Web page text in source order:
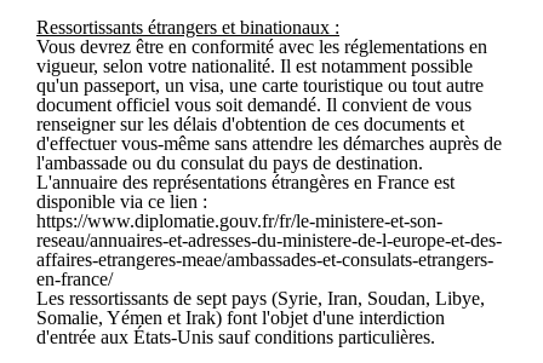
Ressortissants étrangers et binationaux :
Vous devrez être en conformité avec les réglementations en
vigueur, selon votre nationalité. Il est notamment possible
qu'un passeport, un visa, une carte touristique ou tout autre
document officiel vous soit demandé. Il convient de vous
renseigner sur les délais d'obtention de ces documents et
d'effectuer vous-même sans attendre les démarches auprès de
l'ambassade ou du consulat du pays de destination.
L'annuaire des représentations étrangères en France est
disponible via ce lien :
https://www.diplomatie.gouv.fr/fr/le-ministere-et-son-
reseau/annuaires-et-adresses-du-ministere-de-l-europe-et-des-
affaires-etrangeres-meae/ambassades-et-consulats-etrangers-
en-france/
Les ressortissants de sept pays (Syrie, Iran, Soudan, Libye,
Somalie, Yémen et Irak) font l'objet d'une interdiction
d'entrée aux États-Unis sauf conditions particulières.